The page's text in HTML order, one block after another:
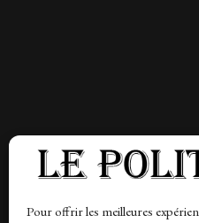
Pour offrir les meilleures